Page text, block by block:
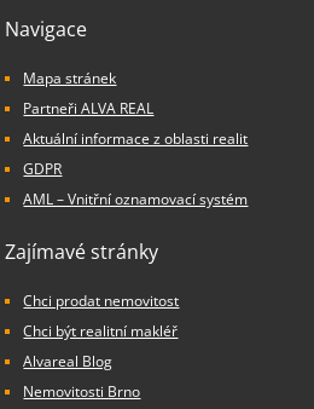
Navigace
Mapa stránek
Partneři ALVA REAL
Aktuální informace z oblasti realit
GDPR
AML – Vnitřní oznamovací systém
Zajímavé stránky
Chci prodat nemovitost
Chci být realitní makléř
Alvareal Blog
Nemovitosti Brno